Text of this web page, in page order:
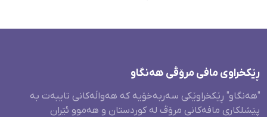
ڕێکخراوی مافی مرۆڤی هەنگاو
"هەنگاو" ڕێکخراوێکی سەربەخۆیە کە هەواڵەکانی تایبەت بە
پێشلکاری مافەکانی مرۆڤ لە کوردستان و هەموو ئێران